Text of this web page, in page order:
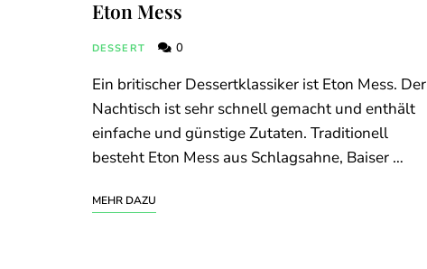
Eton Mess
DESSERT 0
Ein britischer Dessertklassiker ist Eton Mess. Der
Nachtisch ist sehr schnell gemacht und enthält
einfache und günstige Zutaten. Traditionell
besteht Eton Mess aus Schlagsahne, Baiser …
MEHR DAZU